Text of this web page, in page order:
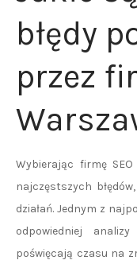
błędy
przez
Wybierając firmę
najczęstszych
działań. Jednym z
odpowiedniej
poświęcają czasu na